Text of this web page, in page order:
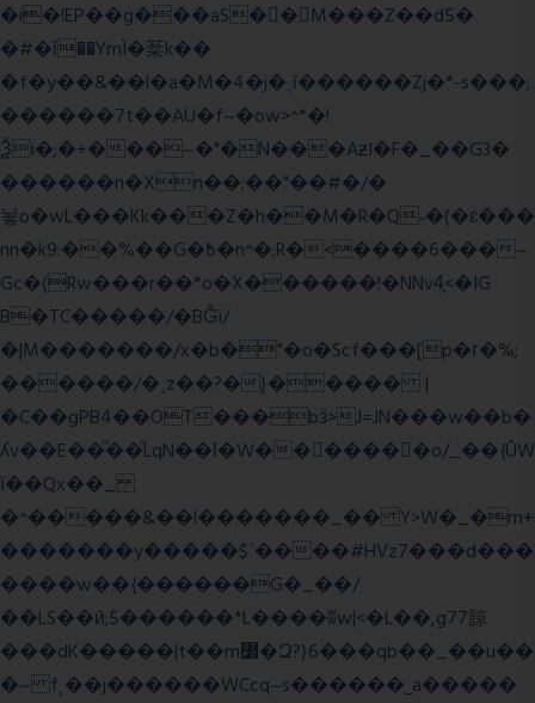
�i�!EP��g���aS��M���Z��d5�
�#�ΐ��YmÌ�棻k��
�f�y��&��l�a�M�4�j�ˎī������Zj�*-s���;
������7t� �AU�f~�ow>^*�!
Ѯi�;�+���~�"�N���AƶI�F�_��G3�
������n�Xn��;��"��#�/�
뇧o�wL���Kk���Z�h��M�R�Q˶�(�ɛ���
nn�k9:��%��G�߿�n^�;R�<����6���~
Gc�(Rw���r��*o�X������!�NNv4̙<�IG
B�TC�����/�BĜï/
�|M�������/x�b�"�o�Scf���[p�г�%;
������/�˱z��?�}����� |
�C��gPB4��OT���bӟ>J=JN���w��b�
ʎv��E��ͫ��ͫLqN��ſ�W���ً����o/_��{ÛW
ї��Qx��_
�^�����&��l�������_�� Y>W�_�m+
�������y�����$ߵ����#HVz7���d���
����w��{������G�_��/
��LS��ӣ;5������*L����ʬw|<�L��,g77諒
���dK�����|t��m߼�Զ?}6���qb��_��u��
�~ f˛��j������WCcq~s������˽a�����